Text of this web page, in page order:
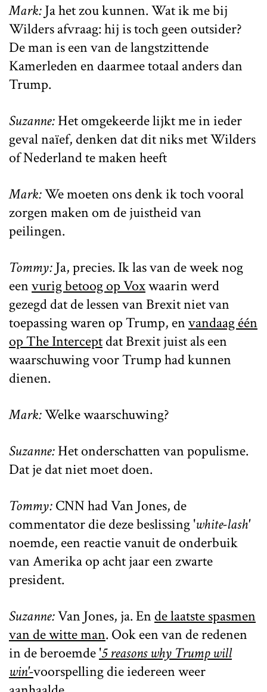
Mark:Ja het zou kunnen. Wat ik me bij
Wilders afvraag: hij is toch geen outsider?
De man is een van de langstzittende
Kamerleden en daarmee totaal anders dan
Trump.
Suzanne:Het omgekeerde lijkt me in ieder
geval naïef, denken dat dit niks met Wilders
of Nederland te maken heeft
Mark:We moeten ons denk ik toch vooral
zorgen maken om de juistheid van
peilingen.
Tommy:Ja, precies. Ik las van de week nog
eenvurig betoog op Voxwaarin werd
gezegd dat de lessen van Brexit niet van
toepassing waren op Trump, envandaag één
op The Interceptdat Brexit juist als een
waarschuwing voor Trump had kunnen
dienen.
Mark:Welke waarschuwing?
Suzanne:Het onderschatten van populisme.
Dat je dat niet moet doen.
Tommy:CNN had Van Jones, de
commentator die deze beslissing 'white-lash'
noemde, een reactie vanuit de onderbuik
van Amerika op acht jaar een zwarte
president.
Suzanne:Van Jones, ja. Ende laatste spasmen
van de witte man. Ook een van de redenen
in de beroemde'5 reasons why Trump will
win'-voorspelling die iedereen weer